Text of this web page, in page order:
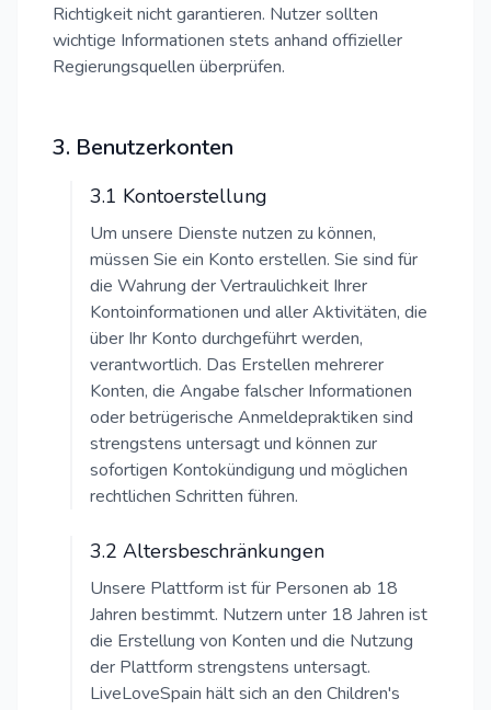
Richtigkeit nicht garantieren. Nutzer sollten
wichtige Informationen stets anhand offizieller
Regierungsquellen überprüfen.
3. Benutzerkonten
3.1 Kontoerstellung
Um unsere Dienste nutzen zu können,
müssen Sie ein Konto erstellen. Sie sind für
die Wahrung der Vertraulichkeit Ihrer
Kontoinformationen und aller Aktivitäten, die
über Ihr Konto durchgeführt werden,
verantwortlich. Das Erstellen mehrerer
Konten, die Angabe falscher Informationen
oder betrügerische Anmeldepraktiken sind
strengstens untersagt und können zur
sofortigen Kontokündigung und möglichen
rechtlichen Schritten führen.
3.2 Altersbeschränkungen
Unsere Plattform ist für Personen ab 18
Jahren bestimmt. Nutzern unter 18 Jahren ist
die Erstellung von Konten und die Nutzung
der Plattform strengstens untersagt.
LiveLoveSpain hält sich an den Children's